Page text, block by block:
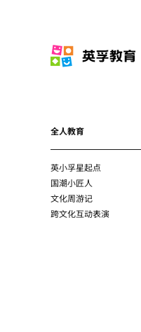
全人教育
英小孚星起点
国潮小匠人
文化周游记
跨文化互动表演